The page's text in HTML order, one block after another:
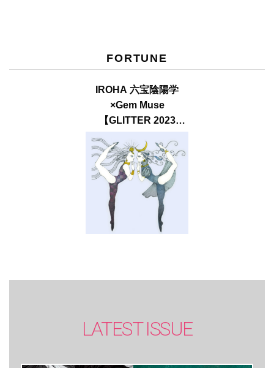
FORTUNE
IROHA 六宝陰陽学
×Gem Muse
【GLITTER 2023
SUMMER issue】
LATEST ISSUE